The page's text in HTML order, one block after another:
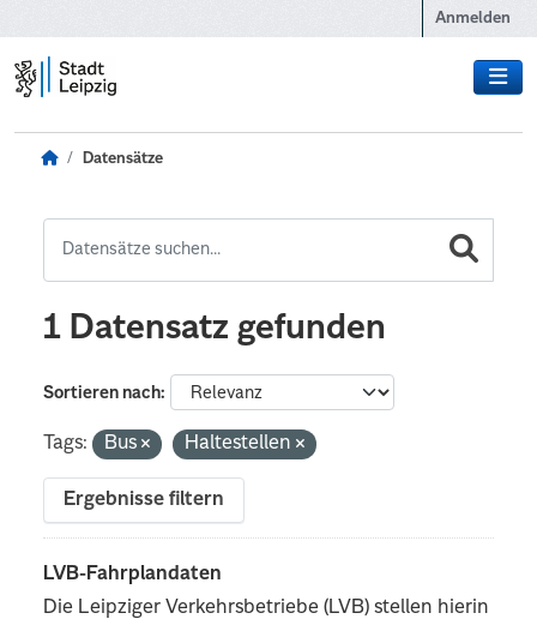
Anmelden
Datensätze
1 Datensatz gefunden
Sortieren nach
Tags: Bus Haltestellen
Ergebnisse filtern
LVB-Fahrplandaten
Die Leipziger Verkehrsbetriebe (LVB) stellen hierin